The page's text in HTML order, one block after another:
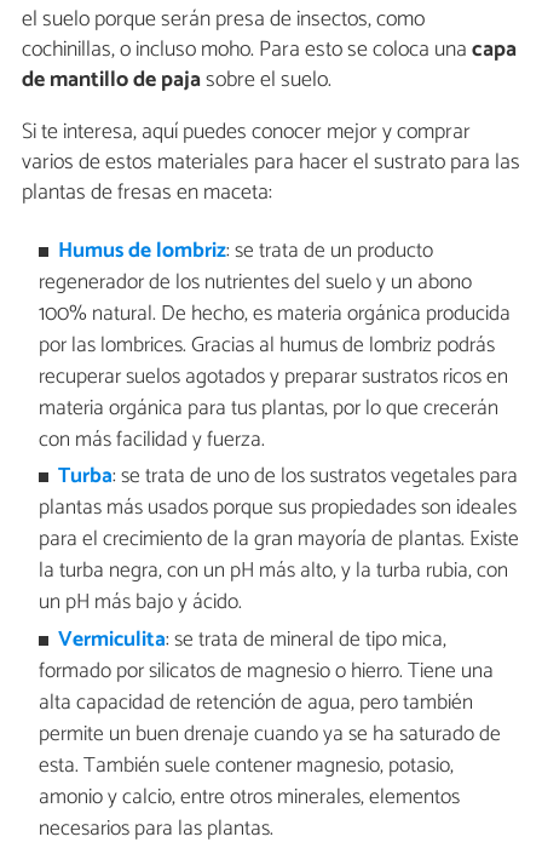
el suelo porque serán presa de insectos, como
cochinillas, o incluso moho. Para esto se coloca unacapa
de mantillo de pajasobre el suelo.
Si te interesa, aquí puedes conocer mejor y comprar
varios de estos materiales para hacer el sustrato para las
plantas de fresas en maceta:
Humus de lombriz: se trata de un producto
regenerador de los nutrientes del suelo y un abono
100% natural. De hecho, es materia orgánica producida
por las lombrices. Gracias al humus de lombriz podrás
recuperar suelos agotados y preparar sustratos ricos en
materia orgánica para tus plantas, por lo que crecerán
con más facilidad y fuerza.
Turba: se trata de uno de los sustratos vegetales para
plantas más usados porque sus propiedades son ideales
para el crecimiento de la gran mayoría de plantas. Existe
la turba negra, con un pH más alto, y la turba rubia, con
un pH más bajo y ácido.
Vermiculita: se trata de mineral de tipo mica,
formado por silicatos de magnesio o hierro. Tiene una
alta capacidad de retención de agua, pero también
permite un buen drenaje cuando ya se ha saturado de
esta. También suele contener magnesio, potasio,
amonio y calcio, entre otros minerales, elementos
necesarios para las plantas.